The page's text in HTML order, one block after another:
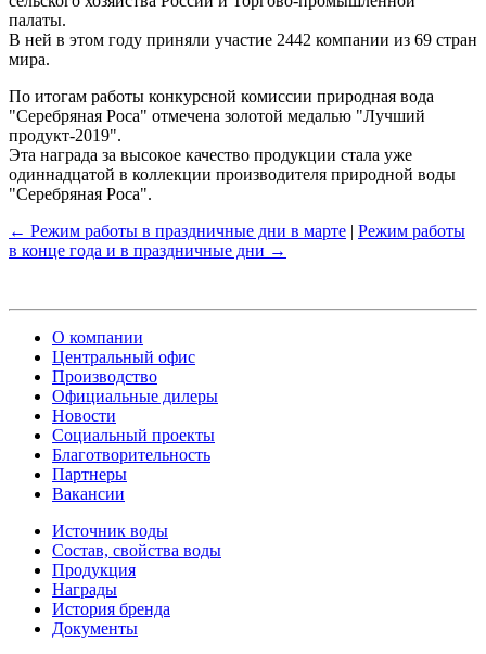
палаты.
В ней в этом году приняли участие 2442 компании из 69 стран
мира.
По итогам работы конкурсной комиссии природная вода
"Серебряная Роса" отмечена золотой медалью "Лучший
продукт-2019".
Эта награда за высокое качество продукции стала уже
одиннадцатой в коллекции производителя природной воды
"Серебряная Роса".
← Режим работы в праздничные дни в марте | Режим работы
в конце года и в праздничные дни →
О компании
Центральный офис
Производство
Официальные дилеры
Новости
Социальный проекты
Благотворительность
Партнеры
Вакансии
Источник воды
Состав, свойства воды
Продукция
Награды
История бренда
Документы